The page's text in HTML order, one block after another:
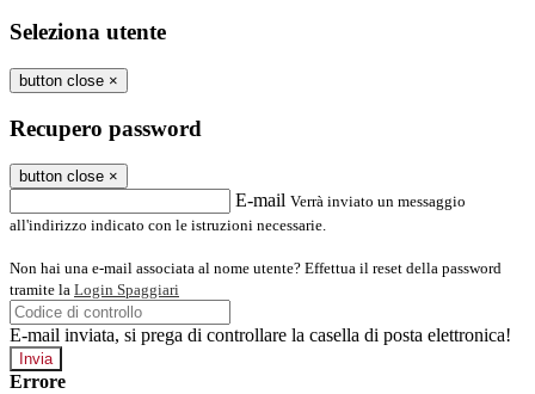
Seleziona utente
button close ×
Recupero password
button close ×
E-mail Verrà inviato un messaggio
all'indirizzo indicato con le istruzioni necessarie.
Non hai una e-mail associata al nome utente? Effettua il reset della password
tramite la Login Spaggiari
E-mail inviata, si prega di controllare la casella di posta elettronica!
Errore